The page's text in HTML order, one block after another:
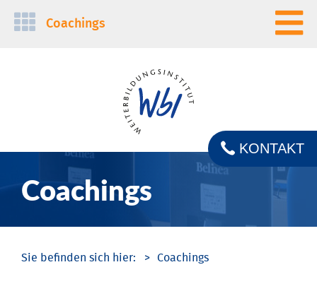
Navigation
Coachings
Coachings
KONTAKT
Coachings